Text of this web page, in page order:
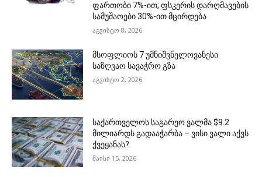
ფართობი 7%-ით; ფსკერის დარღმავების
სამუშაოები 30%-ით მცირდება
აგვისტო 8, 2026
მსოფლიოს 7 უმნიშვნელოვანესი
საზღვაო სავაჭრო გზა
აგვისტო 2, 2026
საქართველოს საგარეო ვალმა $9.2
მილიარდს გადააჭარბა – ვისი ვალი აქვს
ქვეყანას?
მაისი 15, 2026